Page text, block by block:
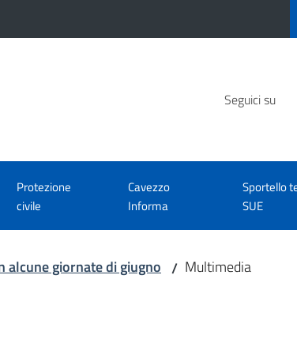
Seguici su
Protezione
civile
Cavezzo
Informa
Sportello
SUE
alcune giornate di giugno / Multimedia